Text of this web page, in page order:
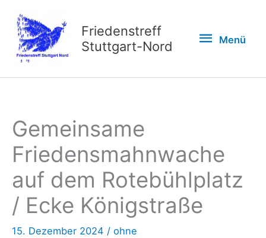
Inhalt
springen
Friedenstreff
Stuttgart-Nord
Menü
Menü
Gemeinsame
Friedensmahnwache
auf dem Rotebühlplatz
/ Ecke Königstraße
15. Dezember 2024 / ohne